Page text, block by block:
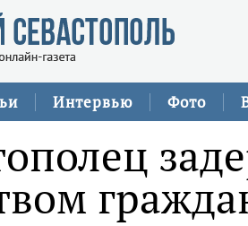
Интервью Фото